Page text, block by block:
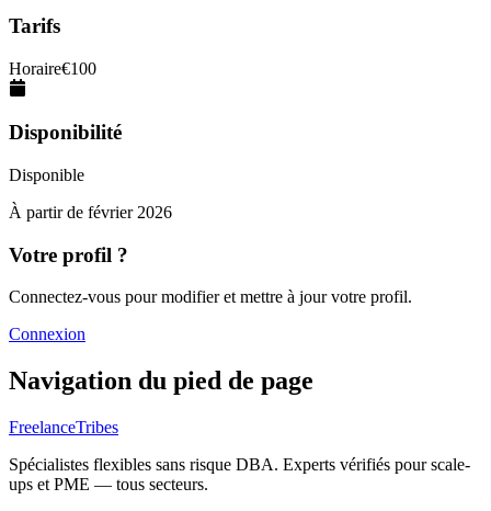
Tarifs
Horaire€100
Disponibilité
Disponible
À partir de février 2026
Votre profil ?
Connectez-vous pour modifier et mettre à jour votre profil.
Connexion
Navigation du pied de page
FreelanceTribes
Spécialistes flexibles sans risque DBA. Experts vérifiés pour scale-
ups et PME — tous secteurs.